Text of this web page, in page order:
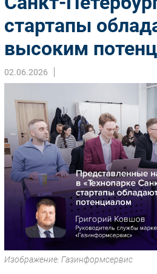
Фиксированная связь
Интеграция
Рынок ПК
Торговые сети
Outsourcing
Кадры
Регулирование
Финансы
Web
Безопасность
Инновации
CIO/Управление ИТ
Гаджеты
стартапы
высоким
02.06.2026
Изображение: Газинформсервис